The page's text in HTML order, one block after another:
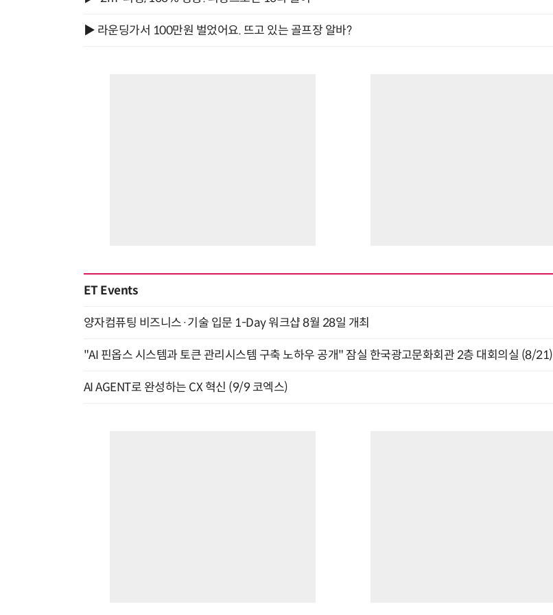
▶ 라운딩가서 100만원 벌었어요. 뜨고 있는 골프장 알바?
ET Events
양자컴퓨팅 비즈니스·기술 입문 1-Day 워크샵 8월 28일 개최
"AI 핀옵스 시스템과 토큰 관리시스템 구축 노하우 공개" 잠실 한국광고문화회관 2층 대회의실 (8/21)
AI AGENT로 완성하는 CX 혁신 (9/9 코엑스)